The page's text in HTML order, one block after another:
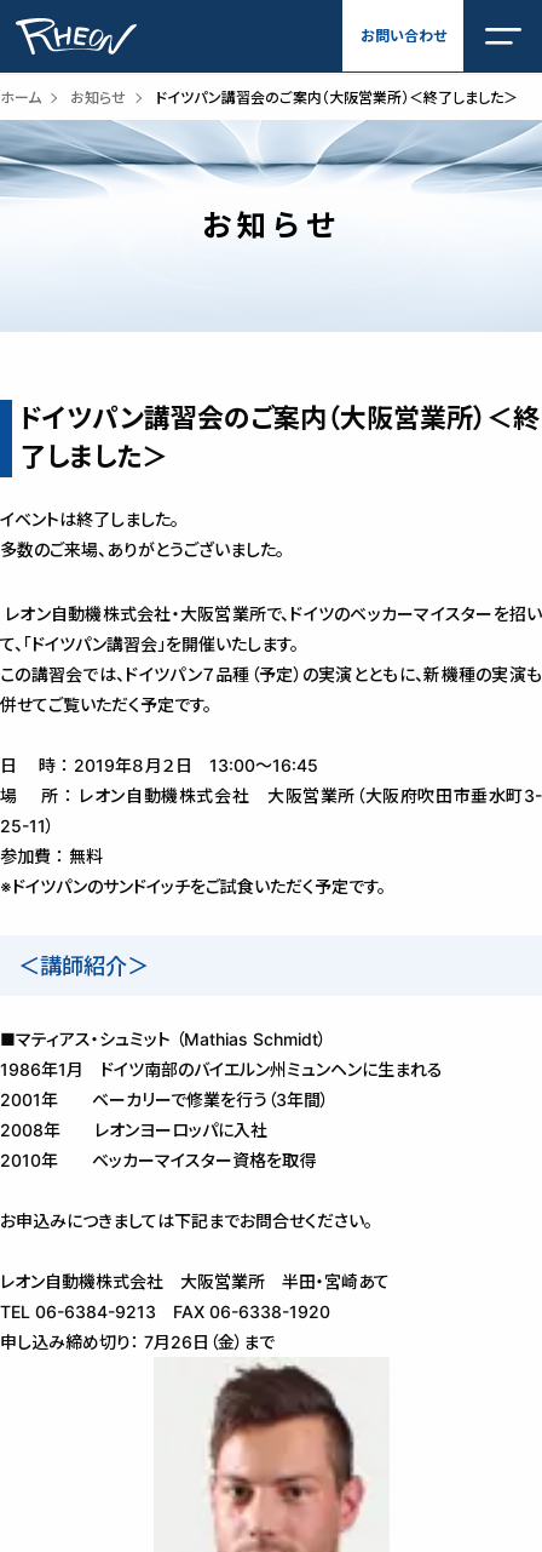
ス
ッ
プ
お問い合わせ
ホーム お知らせ ドイツパン講習会のご案内（大阪営業所）＜終了しました＞
お知らせ
ドイツパン講習会のご案内（大阪営業所）＜終
了しました＞
イベントは終了しました。
多数のご来場、ありがとうございました。
レオン自動機株式会社・大阪営業所で、ドイツのベッカーマイスターを招い
て、「ドイツパン講習会」を開催いたします。
この講習会では、ドイツパン７品種（予定）の実演とともに、新機種の実演も
併せてご覧いただく予定です。
日 時 ： 2019年８月２日 13:00～16:45
場 所 ： レオン自動機株式会社 大阪営業所（大阪府吹田市垂水町3-
25-11）
参加費 ： 無料
※ドイツパンのサンドイッチをご試食いただく予定です。
＜講師紹介＞
■マティアス・シュミット （Mathias Schmidt）
1986年1月 ドイツ南部のバイエルン州ミュンヘンに生まれる
2001年 ベーカリーで修業を行う（3年間）
2008年 レオンヨーロッパに入社
2010年 ベッカーマイスター資格を取得
お申込みにつきましては下記までお問合せください。
レオン自動機株式会社 大阪営業所 半田・宮崎あて
TEL 06-6384-9213 FAX 06-6338-1920
申し込み締め切り： 7月26日（金）まで